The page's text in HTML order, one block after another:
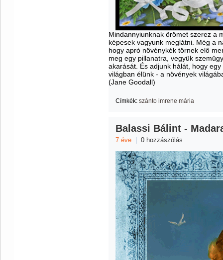
Mindannyiunknak örömet szerez a
képesek vagyunk meglátni. Még a
hogy apró növénykék törnek elő
meg egy pillanatra, vegyük
akarását. És adjunk hálát, hogy
világban élünk - a növények
(Jane Goodall)
Címkék: szánto imrene mária
Balassi Bálint -
7 éve 0 hozzászólás